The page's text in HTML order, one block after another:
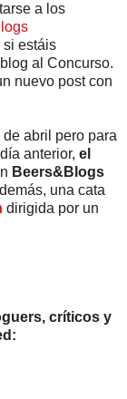
a los
si estáis
al Concurso.
nuevo post con
abril pero para
anterior, el
Beers&Blogs
una cata
dirigida por un
críticos y